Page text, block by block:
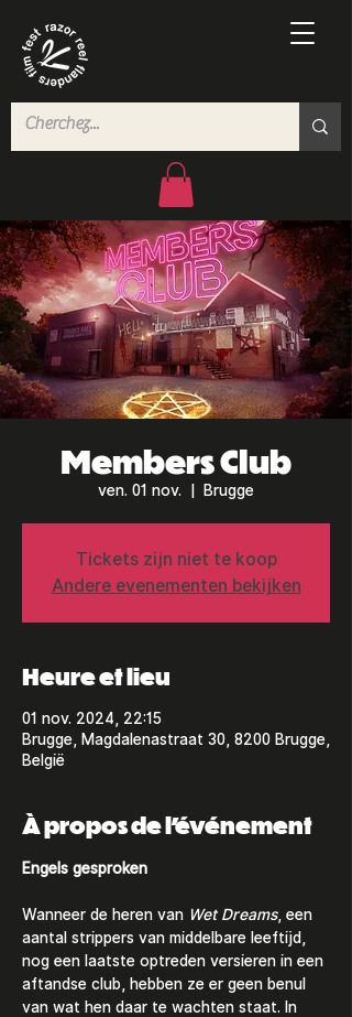
Members Club
ven. 01 nov. Brugge
Tickets zijn niet te koop
Andere evenementen bekijken
Heure et lieu
01 nov. 2024, 22:15
Brugge, Magdalenastraat 30, 8200 Brugge,
België
À propos de l'événement
Engels gesproken
Wanneer de heren van Wet Dreams, een
aantal strippers van middelbare leeftijd,
nog een laatste optreden versieren in een
aftandse club, hebben ze er geen benul
van wat hen daar te wachten staat. In